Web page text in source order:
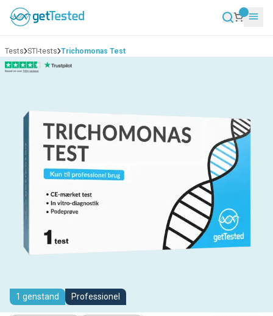
Tests STI-tests Trichomonas Test
1 genstand Professionel